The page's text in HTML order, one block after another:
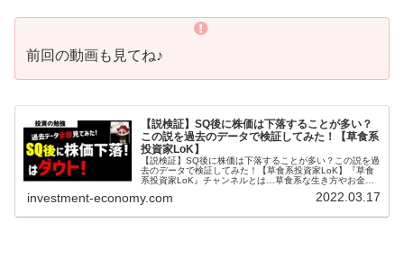
前回の動画も見てね♪
【説検証】SQ後に株価は下落することが多い？
この説を過去のデータで検証してみた！【草食系
投資家LoK】
【説検証】SQ後に株価は下落することが多い？この説を過
去のデータで検証してみた！【草食系投資家LoK】『草食
系投資家LoK』チャンネルとは…草食系な生き方やお金の
す。投資や副業、スキルアッ...
investment-economy.com 2022.03.17